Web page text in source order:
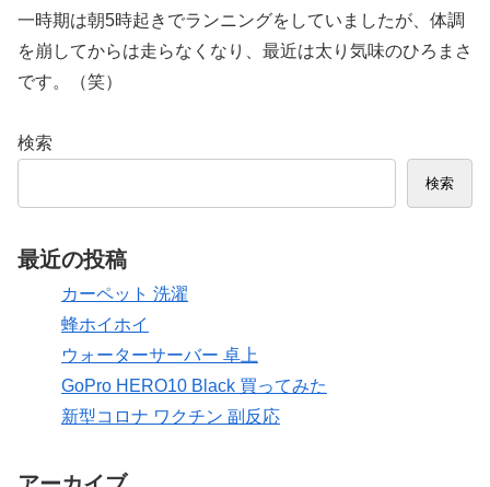
一時期は朝5時起きでランニングをしていましたが、体調
を崩してからは走らなくなり、最近は太り気味のひろまさ
です。（笑）
検索
検索
最近の投稿
カーペット 洗濯
蜂ホイホイ
ウォーターサーバー 卓上
GoPro HERO10 Black 買ってみた
新型コロナ ワクチン 副反応